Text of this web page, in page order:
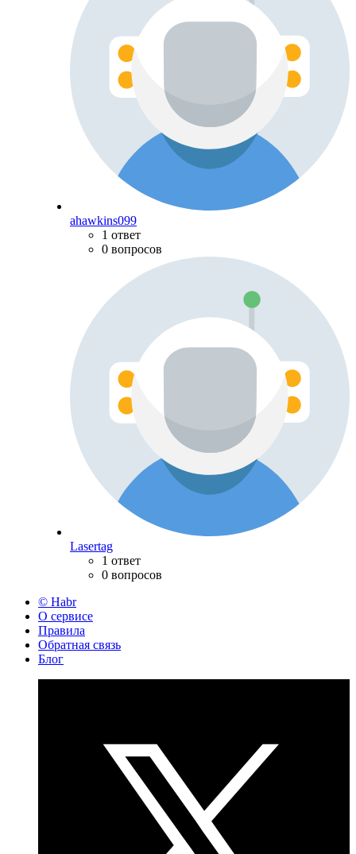
ahawkins099
1 ответ
0 вопросов
Lasertag
1 ответ
0 вопросов
© Habr
О сервисе
Правила
Обратная связь
Блог